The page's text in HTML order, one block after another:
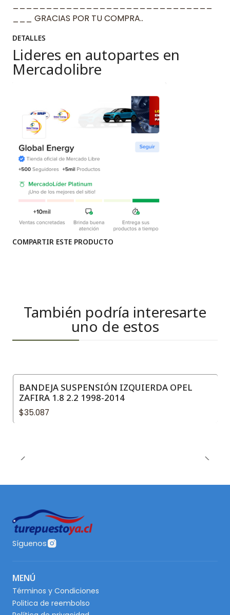
___ GRACIAS POR TU COMPRA..
DETALLES
Lideres en autopartes en
Mercadolibre
COMPARTIR ESTE PRODUCTO
También podría interesarte
uno de estos
BANDEJA SUSPENSIÓN IZQUIERDA OPEL
ZAFIRA 1.8 2.2 1998-2014
$35.087
Síguenos
MENÚ
Términos y Condiciones
Politica de reembolso